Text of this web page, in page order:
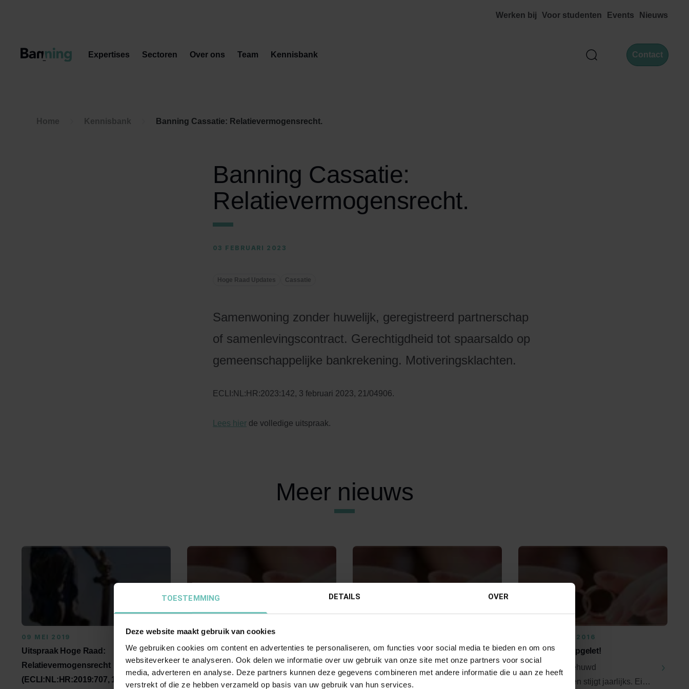
TOESTEMMING DETAILS OVER
Deze website maakt gebruik van cookies
We gebruiken cookies om content en advertenties te personaliseren, om functies voor social media te bieden en om ons
websiteverkeer te analyseren. Ook delen we informatie over uw gebruik van onze site met onze partners voor social
media, adverteren en analyse. Deze partners kunnen deze gegevens combineren met andere informatie die u aan ze heeft
verstrekt of die ze hebben verzameld op basis van uw gebruik van hun services.
Werken bij Voor studenten Events Nieuws
Zoek Contact
Expertises Sectoren Over ons Team Kennisbank
Home Kennisbank Banning Cassatie: Relatievermogensrecht.
Banning Cassatie:
Relatievermogensrecht.
03 FEBRUARI 2023
Hoge Raad Updates Cassatie
Samenwoning zonder huwelijk, geregistreerd partnerschap
of samenlevingscontract. Gerechtigdheid tot spaarsaldo op
gemeenschappelijke bankrekening. Motiveringsklachten.
ECLI:NL:HR:2023:142, 3 februari 2023, 21/04906.
Lees hier de volledige uitspraak.
Meer nieuws
09 MEI 2019
Uitspraak Hoge Raad:
Relatievermogensrecht
(ECLI:NL:HR:2019:707, 10 mei
04 JUNI 2019
‘Stelletje ongeregeld’
De risico’s van ongehuwd
samenwonen: investeren in de
Partneralimentatie tussen
samenwoners: geen schenking,
mits
29 AUGUSTUS 2016
Samenlevers opgelet!
Het aantal ongehuwd
samenwonenden stijgt jaarlijks. Eind